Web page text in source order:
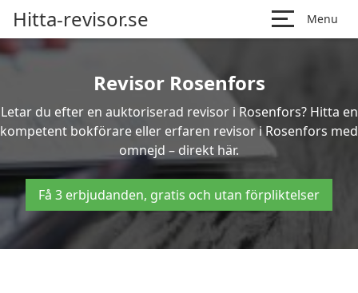
Hitta-revisor.se Menu
Revisor Rosenfors
Letar du efter en auktoriserad revisor i Rosenfors? Hitta en
kompetent bokförare eller erfaren revisor i Rosenfors med
omnejd – direkt här.
Få 3 erbjudanden, gratis och utan förpliktelser